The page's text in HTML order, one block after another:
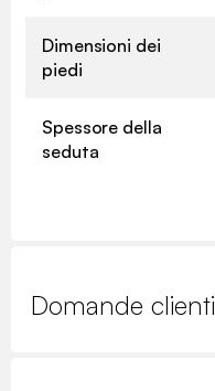
Dimensioni dei
piedi
Spessore della
seduta
Domande clienti